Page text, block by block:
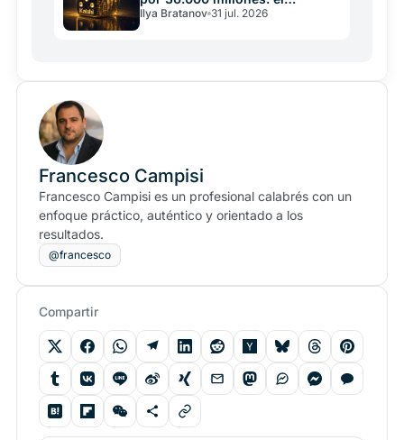
gobierno federal interviene
Ilya Bratanov 31 jul. 2026
Francesco Campisi
Francesco Campisi es un profesional calabrés con un
enfoque práctico, auténtico y orientado a los
resultados.
@francesco
Compartir